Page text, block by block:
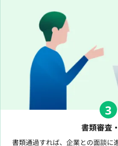
3
書類審査
書類通過すれば、企業との面談に